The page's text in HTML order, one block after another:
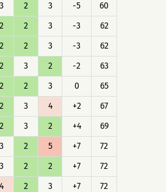
3 2 3 -5
60
2 2 3 -3
62
2 2 3 -3
62
2 3 2 -2
63
2 2 3 0
65
2 3 4 +2
67
2 3 2 +4
69
3 2 5 +7
72
3 2 2 +7
72
4 2 3 +7
72